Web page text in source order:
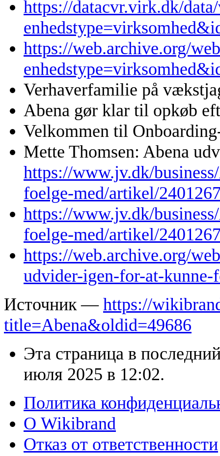
https://datacvr.virk.dk/
https://web.archive.org/
Verhaverfamilie på
Abena gør klar til opkøb
Velkommen til
Mette Thomsen: Abena
https://www.jv.dk/
foelge-med/artikel/
https://www.jv.dk/
foelge-med/artikel/
https://web.archive.org/
udvider-igen-for-at-
Источник — https://
title=Abena&oldid=49686
Эта страница в
июля 2025 в 12:02.
Политика
О Wikibrand
Отказ от ответственности